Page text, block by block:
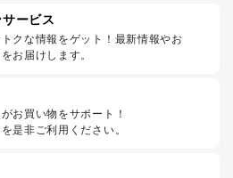
ービス
クな情報をゲット！最新情報やお
お届けします。
お買い物をサポート！
是非ご利用ください。